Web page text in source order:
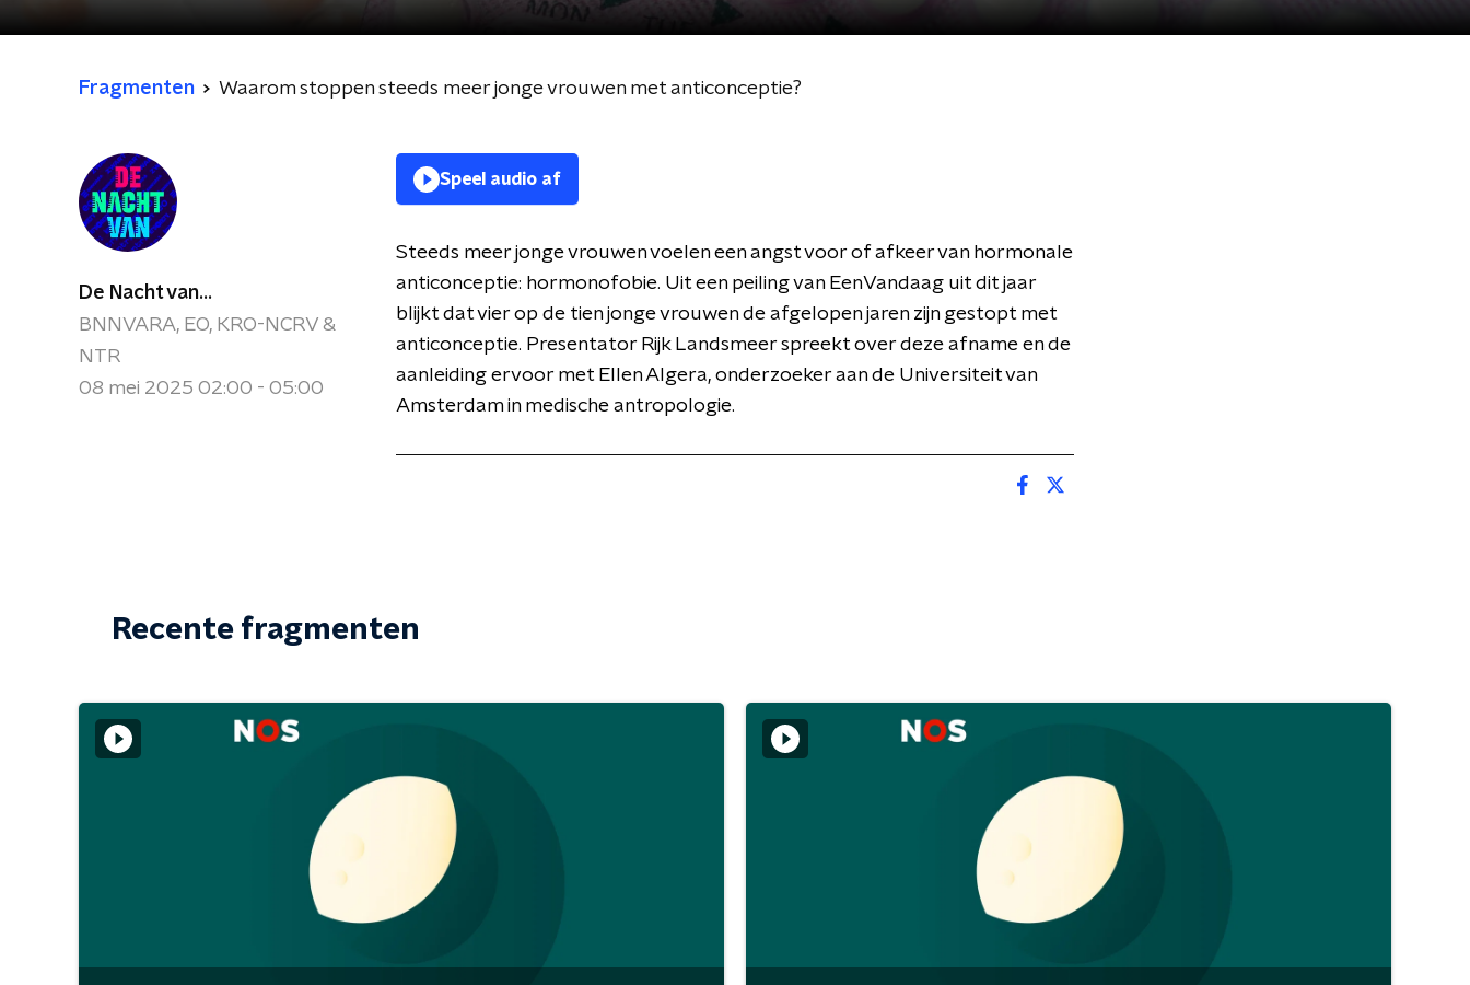
Fragmenten Waarom stoppen steeds meer jonge vrouwen met anticonceptie?
De Nacht van...
BNNVARA, EO, KRO-NCRV &
NTR
08 mei 2025 02:00 - 05:00
Speel audio af
Steeds meer jonge vrouwen voelen een angst voor of afkeer van hormonale
anticonceptie: hormonofobie. Uit een peiling van EenVandaag uit dit jaar
blijkt dat vier op de tien jonge vrouwen de afgelopen jaren zijn gestopt met
anticonceptie. Presentator Rijk Landsmeer spreekt over deze afname en de
aanleiding ervoor met Ellen Algera, onderzoeker aan de Universiteit van
Amsterdam in medische antropologie.
Recente fragmenten